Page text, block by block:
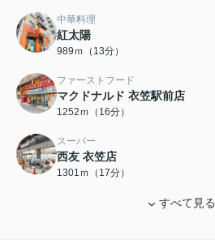
中華料理
紅太陽
989ｍ（13分）
ファーストフード
マクドナルド 衣笠駅前店
1252ｍ（16分）
スーパー
西友 衣笠店
1301ｍ（17分）
すべて見る